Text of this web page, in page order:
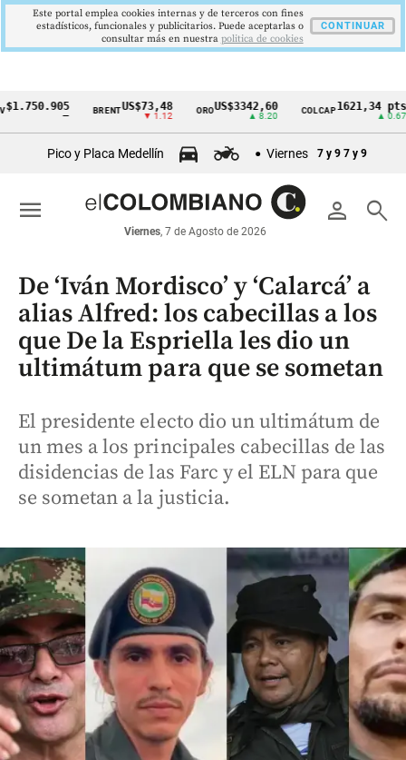
Cintillo
económicos
Colombia
BRENTUS$73,48
▼ 1.12
ORO US$3342,60
▲ 8.20
COLCAP1621,34 pts
▲ 0.67
Pico y Placa Medellín Viernes 7 y 9 7 y 9
person search
Viernes, 7 de Agosto de 2026
menu
De ‘Iván Mordisco’ y ‘Calarcá’ a
alias Alfred: los cabecillas a los
que De la Espriella les dio un
ultimátum para que se sometan
El presidente electo dio un ultimátum de
un mes a los principales cabecillas de las
disidencias de las Farc y el ELN para que
se sometan a la justicia.
Este portal emplea cookies internas y de terceros con fines
estadísticos, funcionales y publicitarios. Puede aceptarlas o
consultar más en nuestra politica de cookies
CONTINUAR